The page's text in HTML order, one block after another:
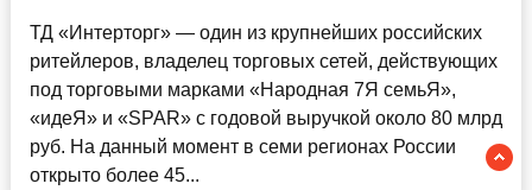
ТД «Интерторг» — один из крупнейших российских
ритейлеров, владелец торговых сетей, действующих
под торговыми марками «Народная 7Я семьЯ»,
«идеЯ» и «SPAR» с годовой выручкой около 80 млрд
руб. На данный момент в семи регионах России
открыто более 45...